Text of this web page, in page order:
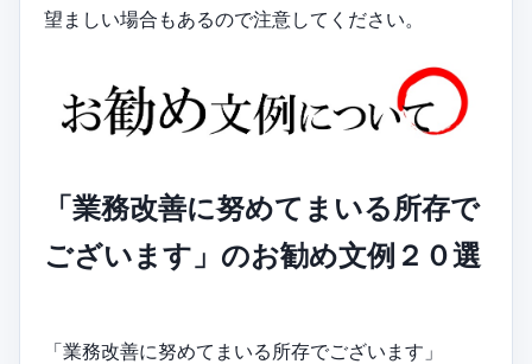
望ましい場合もあるので注意してください。
「業務改善に努めてまいる所存で
ございます」のお勧め文例２０選
「業務改善に努めてまいる所存でございます」